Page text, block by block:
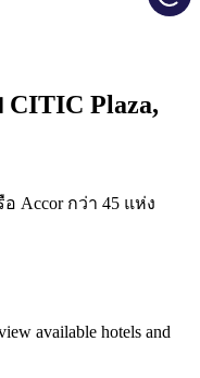
Plaza,
Accor กว่า 45 แห่ง
available hotels and